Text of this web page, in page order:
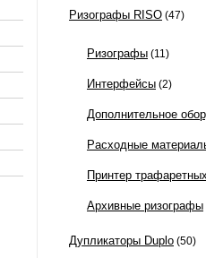
Ризографы RISO (47)
Ризографы (11)
Интерфейсы (2)
Дополнительное
Расходные
Принтер
Архивные ризографы
Дупликаторы Duplo (50)